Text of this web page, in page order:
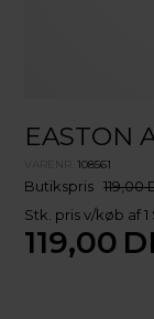
EASTON
108561
Butikspris 119,00
Stk. pris v/køb af 1
119,00